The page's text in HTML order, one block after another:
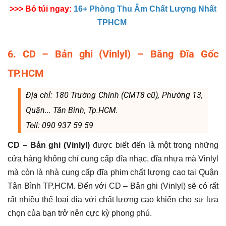
>>> Bỏ túi ngay: 16+ Phòng Thu Âm Chất Lượng Nhất
TPHCM
6. CD – Bản ghi (Vinlyl) – Băng Đĩa Gốc
TP.HCM
Địa chỉ: 180 Trường Chinh (CMT8 cũ), Phường 13,
Quận... Tân Bình, Tp.HCM.
Tell: 090 937 59 59
CD – Bản ghi (Vinlyl) được biết đến là một trong những
cửa hàng không chỉ cung cấp đĩa nhạc, đĩa nhựa mà Vinlyl
mà còn là nhà cung cấp đĩa phim chất lượng cao tại Quận
Tân Bình TP.HCM. Đến với CD – Bản ghi (Vinlyl) sẽ có rất
rất nhiều thể loại địa với chất lượng cao khiến cho sự lựa
chọn của bạn trở nên cực kỳ phong phú.